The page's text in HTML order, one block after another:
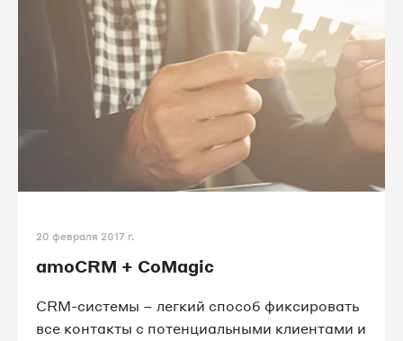
20 февраля 2017 г.
amoCRM + CoMagic
CRM-системы – легкий способ фиксировать
все контакты с потенциальными клиентами и